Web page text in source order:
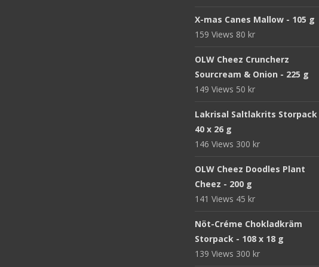
X-mas Canes Mallow - 105 g
159 Views 80 kr
OLW Cheez Cruncherz
Sourcream & Onion - 225 g
149 Views 50 kr
Lakrisal Saltlakrits Storpack
40 x 26 g
146 Views 300 kr
OLW Cheez Doodles Plant
Cheez - 200 g
141 Views 45 kr
Nöt-Créme Chokladkräm
Storpack - 108 x 18 g
139 Views 300 kr